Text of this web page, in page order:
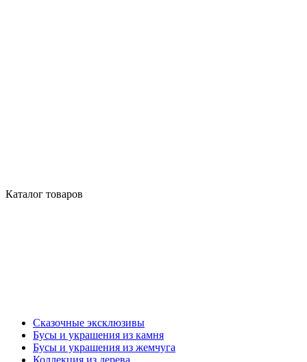
Каталог товаров
Сказочные эксклюзивы
Бусы и украшения из камня
Бусы и украшения из жемчуга
Коллекция из дерева